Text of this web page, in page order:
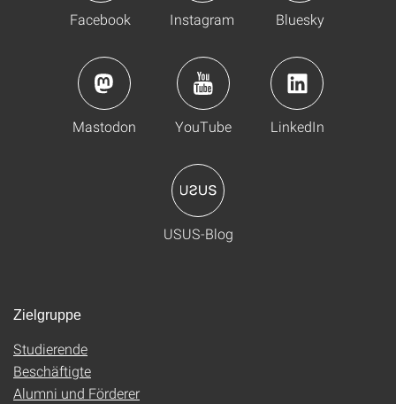
Facebook Instagram Bluesky
Mastodon YouTube LinkedIn
USUS-Blog
Zielgruppe
Studierende
Beschäftigte
Alumni und Förderer